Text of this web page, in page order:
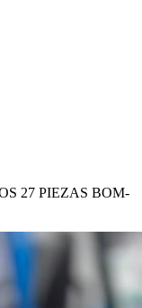
27 PIEZAS BOM-